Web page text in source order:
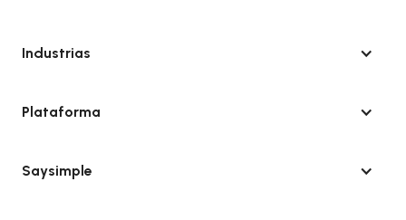
Industrias
Plataforma
Saysimple